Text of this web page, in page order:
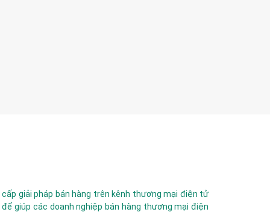
giải pháp bán hàng trên kênh thương mại điện tử
giúp các doanh nghiệp bán hàng thương mại điện